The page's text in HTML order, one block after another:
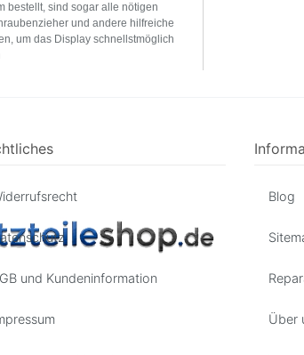
bestellt, sind sogar alle nötigen
und andere hilfreiche
um das Display schnellstmöglich
und Kundeninformation
Blog
Über